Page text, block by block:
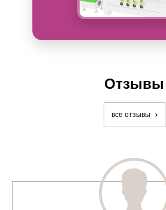
Отзывы
все отзывы